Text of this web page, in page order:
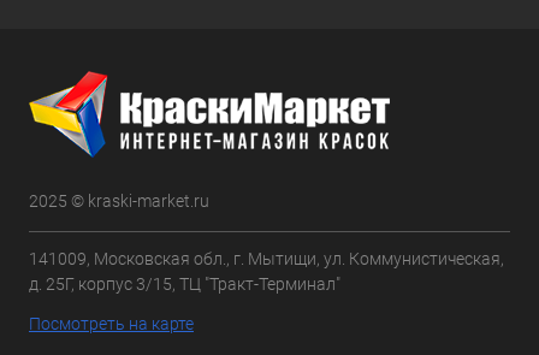
2025 © kraski-market.ru
141009, Московская обл., г. Мытищи, ул. Коммунистическая,
д. 25Г, корпус 3/15, ТЦ "Тракт-Терминал"
Посмотреть на карте